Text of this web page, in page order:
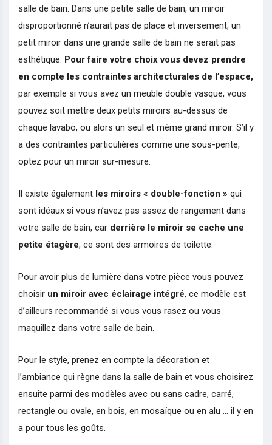
salle de bain. Dans une petite salle de bain, un miroir
disproportionné n’aurait pas de place et inversement, un
petit miroir dans une grande salle de bain ne serait pas
esthétique. Pour faire votre choix vous devez prendre
en compte les contraintes architecturales de l’espace,
par exemple si vous avez un meuble double vasque, vous
pouvez soit mettre deux petits miroirs au-dessus de
chaque lavabo, ou alors un seul et même grand miroir. S’il y
a des contraintes particulières comme une sous-pente,
optez pour un miroir sur-mesure.
Il existe également les miroirs « double-fonction » qui
sont idéaux si vous n’avez pas assez de rangement dans
votre salle de bain, car derrière le miroir se cache une
petite étagère, ce sont des armoires de toilette.
Pour avoir plus de lumière dans votre pièce vous pouvez
choisir un miroir avec éclairage intégré, ce modèle est
d’ailleurs recommandé si vous vous rasez ou vous
maquillez dans votre salle de bain.
Pour le style, prenez en compte la décoration et
l’ambiance qui règne dans la salle de bain et vous choisirez
ensuite parmi des modèles avec ou sans cadre, carré,
rectangle ou ovale, en bois, en mosaïque ou en alu … il y en
a pour tous les goûts.